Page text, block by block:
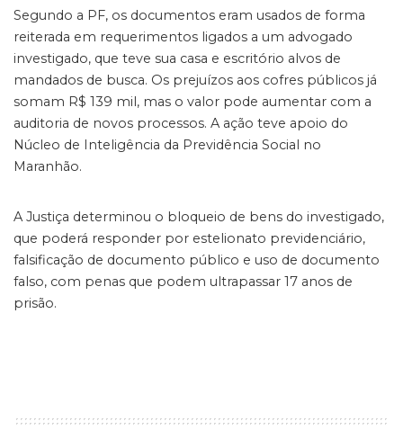
Segundo a PF, os documentos eram usados de forma
reiterada em requerimentos ligados a um advogado
investigado, que teve sua casa e escritório alvos de
mandados de busca. Os prejuízos aos cofres públicos já
somam R$ 139 mil, mas o valor pode aumentar com a
auditoria de novos processos. A ação teve apoio do
Núcleo de Inteligência da Previdência Social no
Maranhão.
A Justiça determinou o bloqueio de bens do investigado,
que poderá responder por estelionato previdenciário,
falsificação de documento público e uso de documento
falso, com penas que podem ultrapassar 17 anos de
prisão.